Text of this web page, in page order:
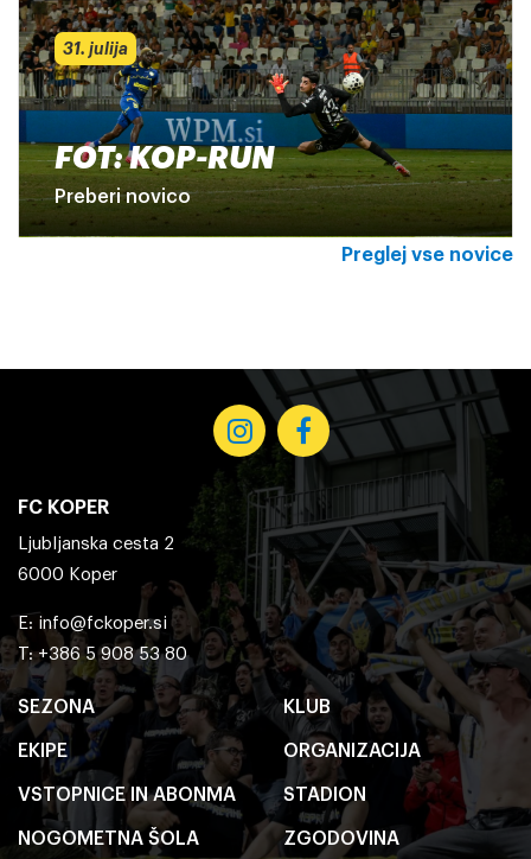
31. julija
FOT: KOP-RUN
Preberi novico
Preglej vse novice
SEZONA
EKIPE
VSTOPNICE IN ABONMA
NOGOMETNA ŠOLA
KLUB
ORGANIZACIJA
STADION
ZGODOVINA
FC KOPER
Ljubljanska cesta 2
6000 Koper
E: info@fckoper.si
T: +386 5 908 53 80